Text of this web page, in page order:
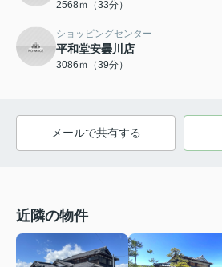
2568ｍ（33分）
ショッピングセンター
平和堂安曇川店
3086ｍ（39分）
メールで共有する
近隣の物件